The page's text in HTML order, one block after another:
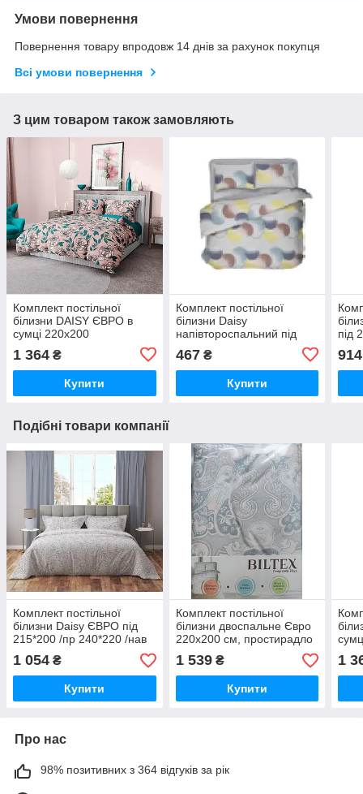
Умови повернення
Повернення товару впродовж 14 днів за рахунок покупця
Всі умови повернення
З цим товаром також замовляють
Комплект постільної
білизни DAISY ЄВРО в
сумці 220х200
1 364 ₴
Купити
Комплект постільної
білизни Daisy
напівтороспальний під
215*145 /пр 220*150 /нав
50*70 - 1 шт
467₴
Купити
під
914
Подібні товари компанії
Комплект постільної
білизни Daisy ЄВРО під
215*200 /пр 240*220 /нав
50*70 - 2 шт
1 054 ₴
Купити
Комплект постільної
білизни двоспальне Євро
220х200 см, простирадло
240х220 см, наволочка
50х70 2шт
1 539₴
Купити
1
Про нас
98% позитивних з 364 відгуків за рік